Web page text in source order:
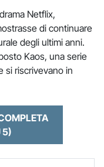
Netflix,
di continuare
degli ultimi anni.
Kaos, una serie
si riscrivevano in
5)